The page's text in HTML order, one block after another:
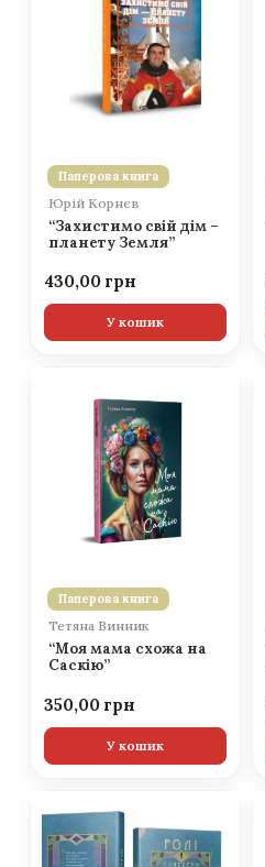
Паперова книга
Юрій Корнєв
“Захистимо свій дім –
планету Земля”
430,00
У кошик
Паперова книга
Тетяна Винник
“Моя мама схожа на
Саскію”
350,00
У кошик